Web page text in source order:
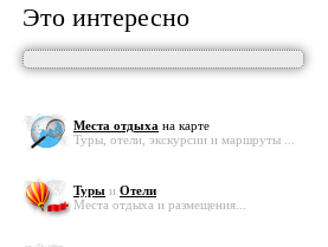
Это интересно
Места отдыха на карте
Туры, отели, экскурсии и маршруты ...
Туры и Отели
Места отдыха и размещения...